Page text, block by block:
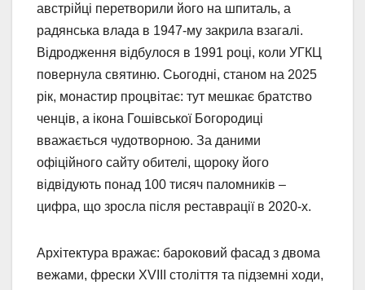
австрійці перетворили його на шпиталь, а
радянська влада в 1947-му закрила взагалі.
Відродження відбулося в 1991 році, коли УГКЦ
повернула святиню. Сьогодні, станом на 2025
рік, монастир процвітає: тут мешкає братство
ченців, а ікона Гошівської Богородиці
вважається чудотворною. За даними
офіційного сайту обителі, щороку його
відвідують понад 100 тисяч паломників –
цифра, що зросла після реставрації в 2020-х.
Архітектура вражає: бароковий фасад з двома
вежами, фрески XVIII століття та підземні ходи,